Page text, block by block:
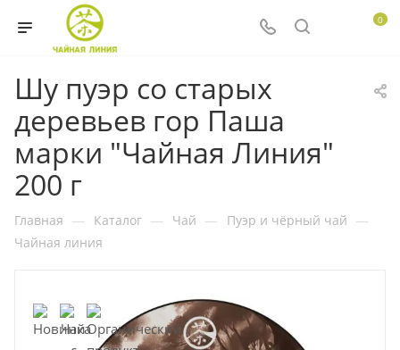
0
Шу пуэр со старых
деревьев гор Паша
марки "Чайная Линия"
200 г
Главная — Каталог — Чай — Пуэр и чёрный чай —
Чайная линия